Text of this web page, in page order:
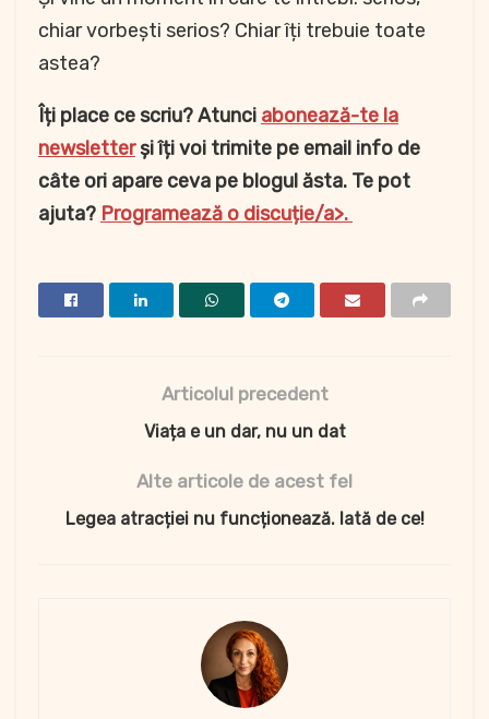
chiar vorbești serios? Chiar îți trebuie toate
astea?
Îți place ce scriu? Atunci abonează-te la
newsletterși îți voi trimite pe email info de
câte ori apare ceva pe blogul ăsta. Te pot
ajuta? Programează o discuție/a>.
Articolul precedent
Viața e un dar, nu un dat
Alte articole de acest fel
Legea atracției nu funcționează. Iată de ce!